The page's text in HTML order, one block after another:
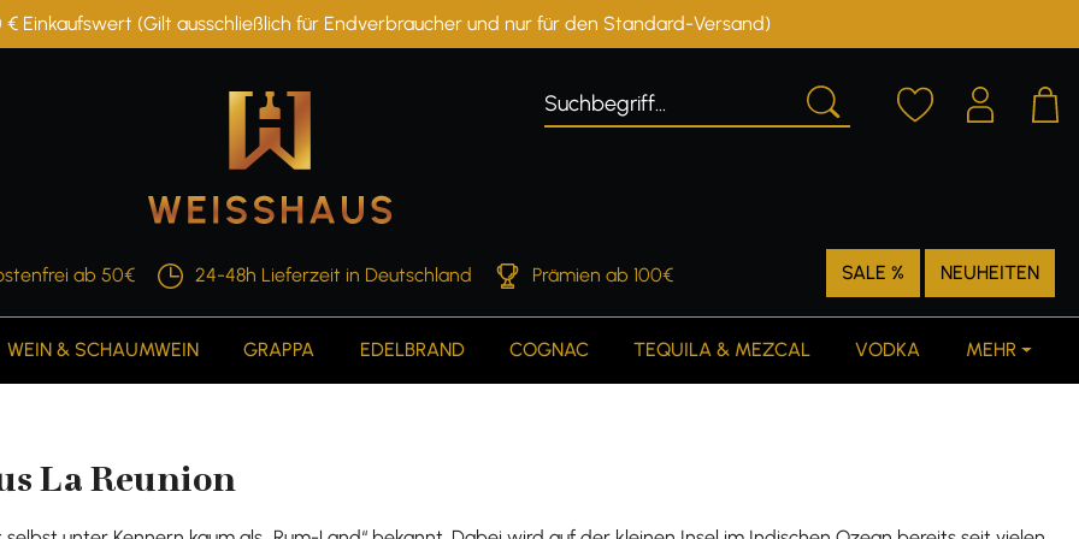
Einkaufswert (Gilt ausschließlich für Endverbraucher und nur für den Standard-Versand)
ab 50€ 24-48h Lieferzeit in Deutschland Prämien ab 100€ SALE % NEUHEITEN
WEIN & SCHAUMWEIN GRAPPA EDELBRAND COGNAC TEQUILA & MEZCAL VODKA MEHR
La Reunion